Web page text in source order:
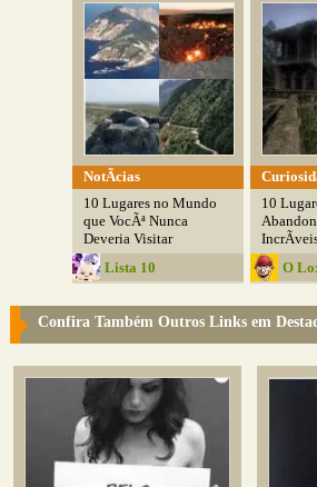
NotÃ­cias
10 Lugares no Mundo
que VocÃª Nunca
Deveria Visitar
Lista 10
10
O
Confira Também Outros Links em